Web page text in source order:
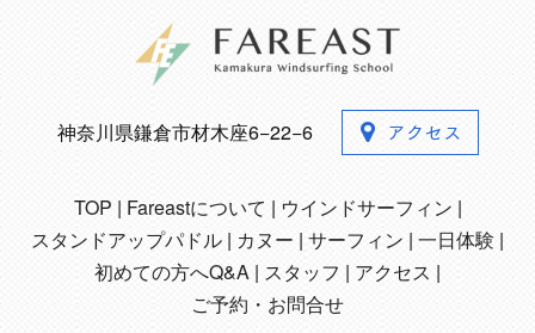
神奈川県鎌倉市材木座6−22−6
TOP Fareastについて
ウインドサーフィン
スタンドアップパドル
カヌー サーフィン 一日体験
初めての方へQ&A
スタッフ
アクセス
ご予約・お問合せ